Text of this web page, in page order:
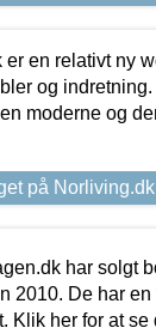
er en relativt ny
og
moderne og
på Norliving.dk
har solgt
2010. De har
Klik her for at se